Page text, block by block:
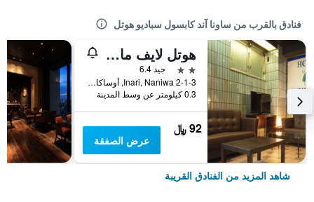
فنادق بالقرب من ساونا آند كابسول سباديو هوتل
هوتل لايف ماكس بدجيت نامبا
2 نجمتين
جيد 6.4
2-1-3 Inari, Naniwa, أوساكا, اليابان
0.3 كيلومتر عن وسط المدينة
92 ﷼
عرض الصفقة
شاهد المزيد من الفنادق القريبة